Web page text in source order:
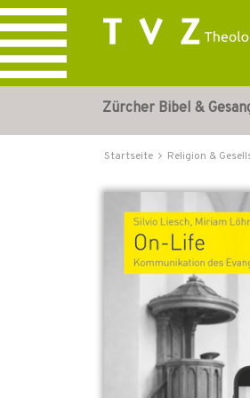
Zürcher Bibel &
Startseite Religion &